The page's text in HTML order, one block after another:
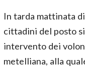
In tarda mattinata
cittadini del posto
intervento dei
metelliana, alla